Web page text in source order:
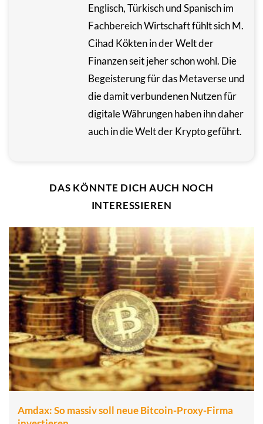
Englisch, Türkisch und Spanisch im
Fachbereich Wirtschaft fühlt sich M.
Cihad Kökten in der Welt der
Finanzen seit jeher schon wohl. Die
Begeisterung für das Metaverse und
die damit verbundenen Nutzen für
digitale Währungen haben ihn daher
auch in die Welt der Krypto geführt.
DAS KÖNNTE DICH AUCH NOCH
INTERESSIEREN
Amdax: So massiv soll neue Bitcoin-Proxy-Firma